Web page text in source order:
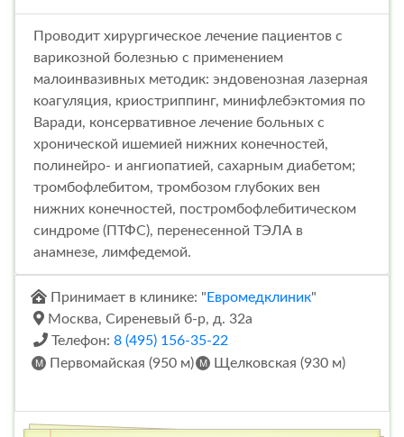
Проводит хирургическое лечение пациентов с
варикозной болезнью с применением
малоинвазивных методик: эндовенозная лазерная
коагуляция, криостриппинг, минифлебэктомия по
Варади, консервативное лечение больных с
хронической ишемией нижних конечностей,
полинейро- и ангиопатией, сахарным диабетом;
тромбофлебитом, тромбозом глубоких вен
нижних конечностей, постромбофлебитическом
синдроме (ПТФС), перенесенной ТЭЛА в
анамнезе, лимфедемой.
Принимает в клинике: " Евромедклиник"
Москва, Сиреневый б-р, д. 32а
Телефон: 8 (495) 156-35-22
Первомайская (950 м)
Щелковская (930 м)